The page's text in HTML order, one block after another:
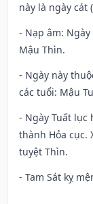
này là ngày cát
- Nạp âm: Ngày
Mậu Thìn.
- Ngày này
các tuổi: Mậu
- Ngày Tuất lục
thành Hỏa cục.
tuyệt Thìn.
- Tam Sát kỵ